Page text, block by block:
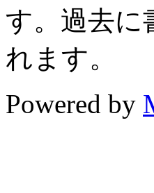
す。過去に
れます。
Powered by